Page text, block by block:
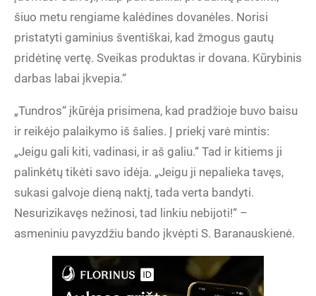
šiuo metu rengiame kalėdines dovanėles. Norisi
pristatyti gaminius šventiškai, kad žmogus gautų
pridėtinę vertę. Sveikas produktas ir dovana. Kūrybinis
darbas labai įkvepia.“
„Tundros“ įkūrėja prisimena, kad pradžioje buvo baisu
ir reikėjo palaikymo iš šalies. Į priekį varė mintis:
„Jeigu gali kiti, vadinasi, ir aš galiu.“ Tad ir kitiems ji
palinkėtų tikėti savo idėja. „Jeigu ji nepalieka tavęs,
sukasi galvoje dieną naktį, tada verta bandyti.
Nesurizikavęs nežinosi, tad linkiu nebijoti!“ –
asmeniniu pavyzdžiu bando įkvėpti S. Baranauskienė.